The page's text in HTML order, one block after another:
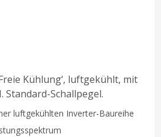
Kühlung‘, luftgekühlt, mit
Standard-Schallpegel.
luftgekühlten Inverter-Baureihe